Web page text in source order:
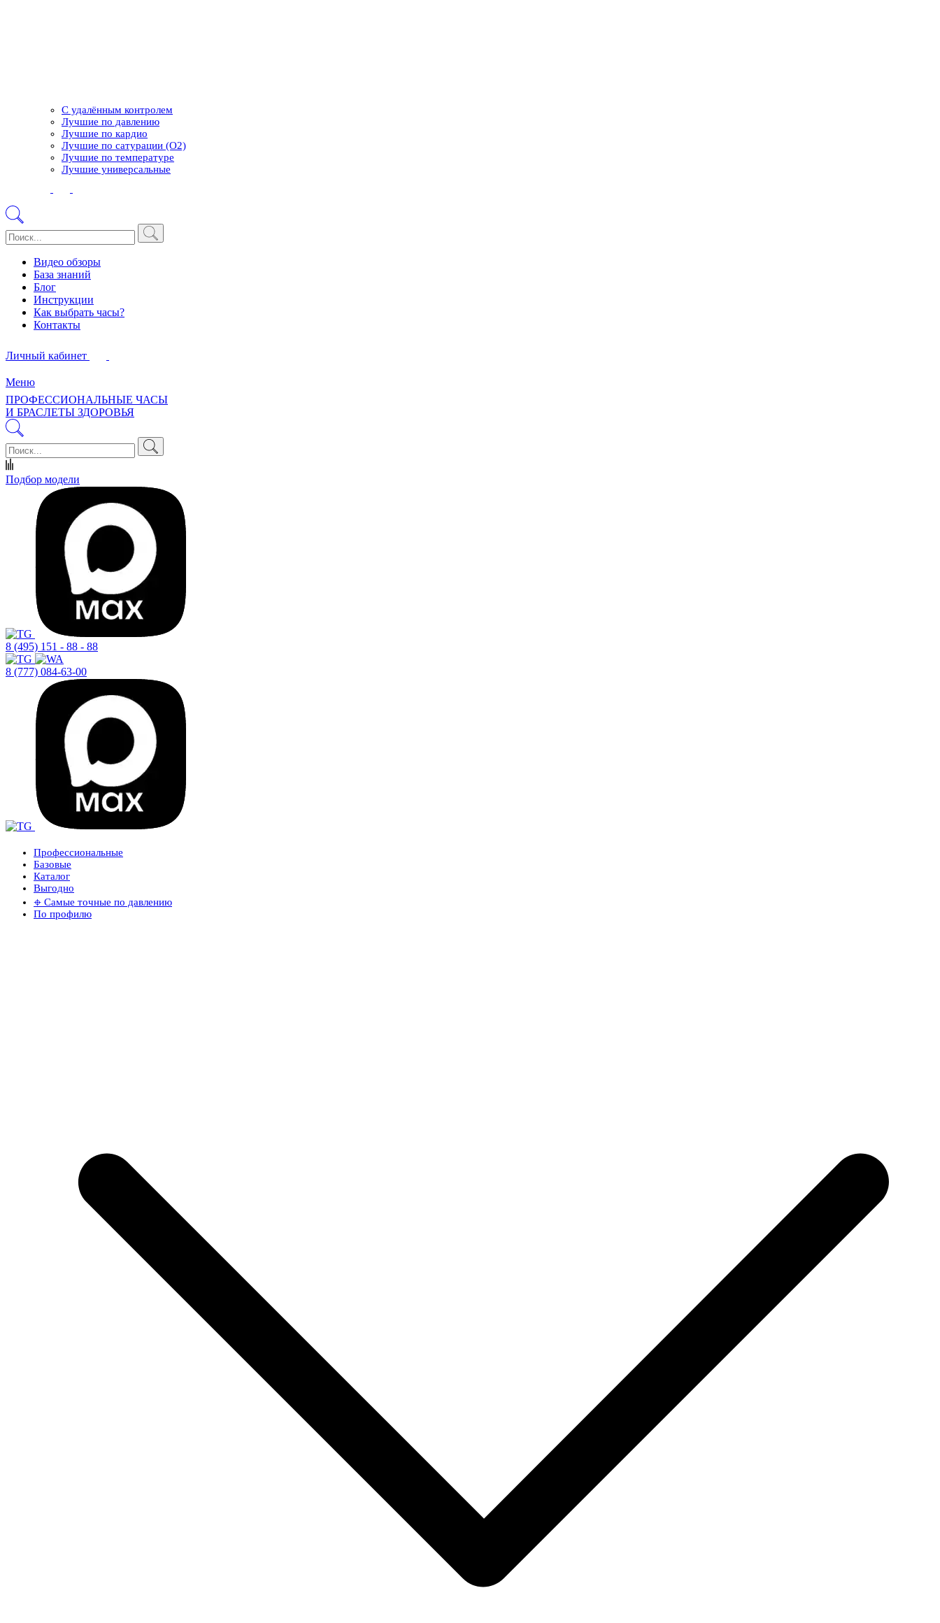
С удалённым контролем
Лучшие по давлению
Лучшие по кардио
Лучшие по сатурации (О2)
Лучшие по температуре
Лучшие универсальные
Видео обзоры
База знаний
Блог
Инструкции
Как выбрать часы?
Контакты
Личный кабинет
Меню
ПРОФЕССИОНАЛЬНЫЕ ЧАСЫ
И БРАСЛЕТЫ ЗДОРОВЬЯ
Подбор модели
8 (495) 151 - 88 - 88
8 (777) 084-63-00
Профессиональные
Базовые
Каталог
Выгодно
𖦏 Самые точные по давлению
По профилю